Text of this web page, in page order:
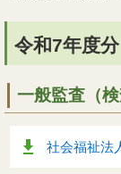
令和7年度分
一般監査（検
社会福祉法